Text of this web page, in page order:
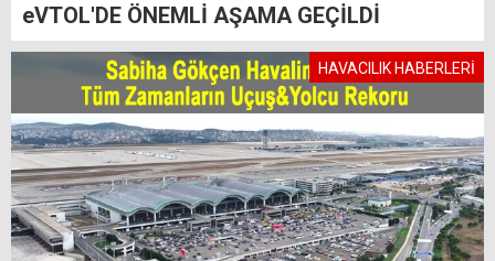
eVTOL'DE ÖNEMLİ AŞAMA GEÇİLDİ
HAVACILIK HABERLERİ